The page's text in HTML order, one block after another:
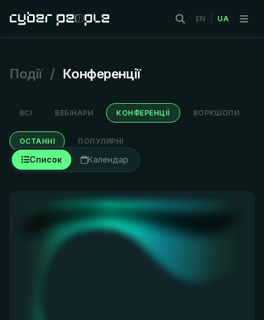
EN UA
Події / Конференції
ВСІ ВЕБІНАРИ КОНФЕРЕНЦІЇ ВОРКШОПИ
ОСТАННІ ПОПУЛЯРНІ
Список Календар